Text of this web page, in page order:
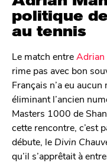
politique
au tennis
Le match entreAdrian
rime pas avec bon
Français n’a eu
éliminant l’ancien
Masters 1000 de
cette rencontre, c’est
débute, le Divin
qu’il s’apprêtait à